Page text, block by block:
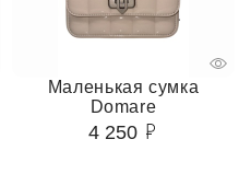
Маленькая сумка
Domare
4 250